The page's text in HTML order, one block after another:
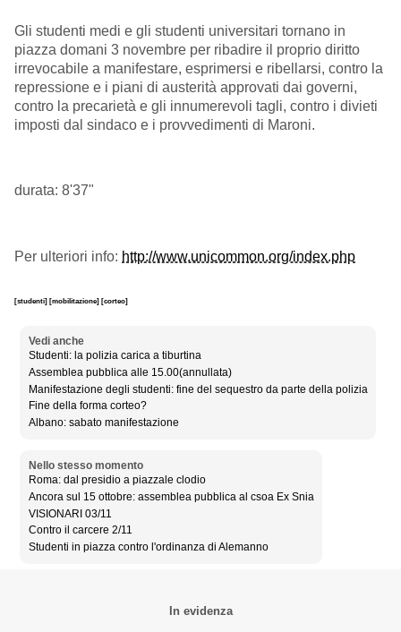
Gli studenti medi e gli studenti universitari tornano in
piazza domani 3 novembre per ribadire il proprio diritto
irrevocabile a manifestare, esprimersi e ribellarsi, contro la
repressione e i piani di austerità approvati dai governi,
contro la precarietà e gli innumerevoli tagli, contro i divieti
imposti dal sindaco e i provvedimenti di Maroni.
durata: 8'37"
Per ulteriori info: http://www.unicommon.org/index.php
[studenti] [mobilitazione] [corteo]
Vedi anche
Studenti: la polizia carica a tiburtina
Assemblea pubblica alle 15.00(annullata)
Manifestazione degli studenti: fine del sequestro da parte della polizia
Fine della forma corteo?
Albano: sabato manifestazione
Nello stesso momento
Roma: dal presidio a piazzale clodio
Ancora sul 15 ottobre: assemblea pubblica al csoa Ex Snia
VISIONARI 03/11
Contro il carcere 2/11
Studenti in piazza contro l'ordinanza di Alemanno
In evidenza